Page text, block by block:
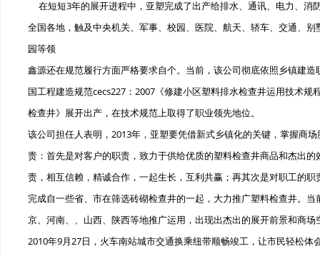
在短短3年的展开进程中，亚塑完成了出产给排水、通讯、电力、消
全国各地，触及中央机关、军事、校园、医院、航天、轿车、交通、
园等领
鑫源还在规范履行方面严格要求自个。当前，该公司彻底依照乡镇建
国工程建造规范cecs227：2007《修建小区塑料排水检查井运用技术
检查井》展开出产，在技术规范上取得了职业领先地位。
该公司担任人表明，2013年，亚塑要凭借新式乡镇化的关键，掌握商
责：首先是对客户的职责，致力于供给优质的塑料检查井商品和杰出
责，相互信赖，精诚合作，一起生长，互利共赢；再其次是对职工的
完成自一些省、市在筛选砖砌检查井的一起，大力推广塑料检查井。
京、河南、、山西、陕西等地推广运用，出现出杰出的展开前景和商场
2010年9月27日，火车南站城市交通换乘纽带顺畅竣工，让市民轻松